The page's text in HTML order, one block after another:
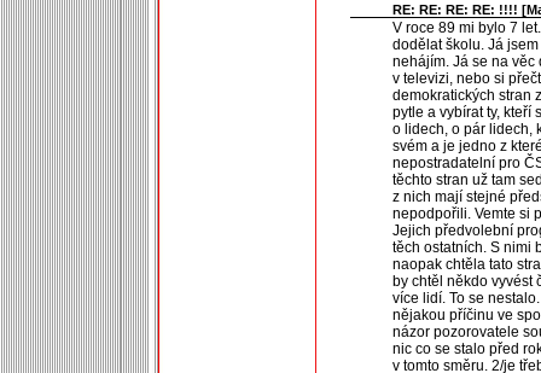
RE: RE: RE: RE: !!!! [
V roce 89 mi bylo 7
dodělat školu. Já
nehájím. Já se na věc
v televizi, nebo si
demokratických stran
pytle a vybírat ty, kteří
o lidech, o pár lidech,
svém a je jedno z
nepostradatelní pro
těchto stran už tam
z nich mají stejné
nepodpořili. Vemte si
Jejich předvolební
těch ostatních. S nimi
naopak chtěla tato
by chtěl někdo vyvést
více lidí. To se
nějakou příčinu ve
názor pozorovatele
nic co se stalo před
v tomto směru. 2/je